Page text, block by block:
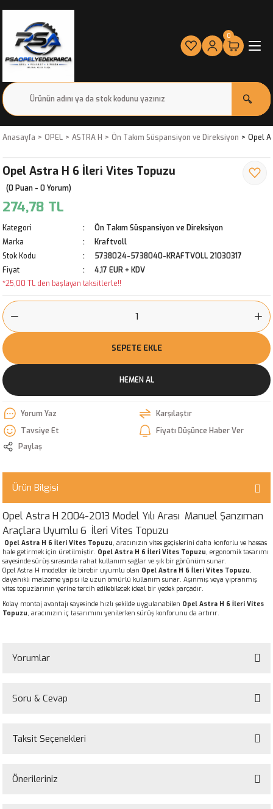
0
Anasayfa OPEL ASTRA H Ön Takım Süspansiyon ve Direksiyon Opel
Opel Astra H 6 İleri Vites Topuzu
(0 Puan - 0 Yorum)
274,78 TL
Kategori
Ön Takım Süspansiyon ve Direksiyon
Marka
Kraftvoll
Stok Kodu
5738024-5738040-KRAFTVOLL 21030317
Fiyat
4,17 EUR + KDV
*25,00 TL den başlayan taksitlerle!!
SEPETE EKLE
HEMEN AL
Yorum Yaz
Karşılaştır
Tavsiye Et
Fiyatı Düşünce Haber Ver
Paylaş
Ürün Bilgisi
Opel Astra H 2004-2013 Model Yılı Arası Manuel Şanzıman
Araçlara Uyumlu 6 İleri Vites Topuzu
Opel Astra H 6 İleri Vites Topuzu, aracınızın vites geçişlerini daha konforlu ve hassas
hale getirmek için üretilmiştir. Opel Astra H 6 İleri Vites Topuzu, ergonomik tasarımı
sayesinde sürüş sırasında rahat kullanım sağlar ve şık bir görünüm sunar.
Opel Astra H modeller ile birebir uyumlu olan Opel Astra H 6 İleri Vites Topuzu,
dayanıklı malzeme yapısı ile uzun ömürlü kullanım sunar. Aşınmış veya yıpranmış
vites topuzlarının yerine tercih edilebilecek ideal bir yedek parçadır.
Kolay montaj avantajı sayesinde hızlı şekilde uygulanabilen Opel Astra H 6 İleri Vites
Topuzu, aracınızın iç tasarımını yenilerken sürüş konforunu da artırır.
Yorumlar
Soru & Cevap
Ürün hakkında henüz soru sorulmamış.
Taksit Seçenekleri
Önerileriniz